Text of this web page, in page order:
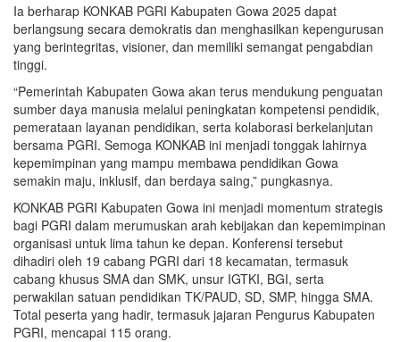
Ia berharap KONKAB PGRI Kabupaten Gowa 2025 dapat
berlangsung secara demokratis dan menghasilkan kepengurusan
yang berintegritas, visioner, dan memiliki semangat pengabdian
tinggi.
“Pemerintah Kabupaten Gowa akan terus mendukung penguatan
sumber daya manusia melalui peningkatan kompetensi pendidik,
pemerataan layanan pendidikan, serta kolaborasi berkelanjutan
bersama PGRI. Semoga KONKAB ini menjadi tonggak lahirnya
kepemimpinan yang mampu membawa pendidikan Gowa
semakin maju, inklusif, dan berdaya saing,” pungkasnya.
KONKAB PGRI Kabupaten Gowa ini menjadi momentum strategis
bagi PGRI dalam merumuskan arah kebijakan dan kepemimpinan
organisasi untuk lima tahun ke depan. Konferensi tersebut
dihadiri oleh 19 cabang PGRI dari 18 kecamatan, termasuk
cabang khusus SMA dan SMK, unsur IGTKI, BGI, serta
perwakilan satuan pendidikan TK/PAUD, SD, SMP, hingga SMA.
Total peserta yang hadir, termasuk jajaran Pengurus Kabupaten
PGRI, mencapai 115 orang.